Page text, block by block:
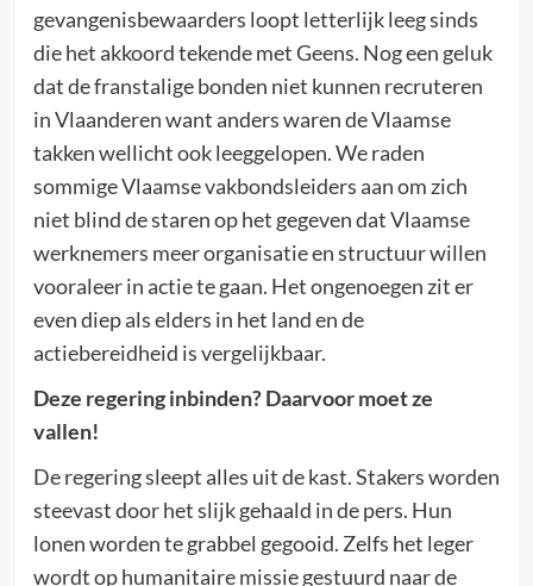
gevangenisbewaarders loopt letterlijk leeg sinds
die het akkoord tekende met Geens. Nog een geluk
dat de franstalige bonden niet kunnen recruteren
in Vlaanderen want anders waren de Vlaamse
takken wellicht ook leeggelopen. We raden
sommige Vlaamse vakbondsleiders aan om zich
niet blind de staren op het gegeven dat Vlaamse
werknemers meer organisatie en structuur willen
vooraleer in actie te gaan. Het ongenoegen zit er
even diep als elders in het land en de
actiebereidheid is vergelijkbaar.
Deze regering inbinden? Daarvoor moet ze
vallen!
De regering sleept alles uit de kast. Stakers worden
steevast door het slijk gehaald in de pers. Hun
lonen worden te grabbel gegooid. Zelfs het leger
wordt op humanitaire missie gestuurd naar de